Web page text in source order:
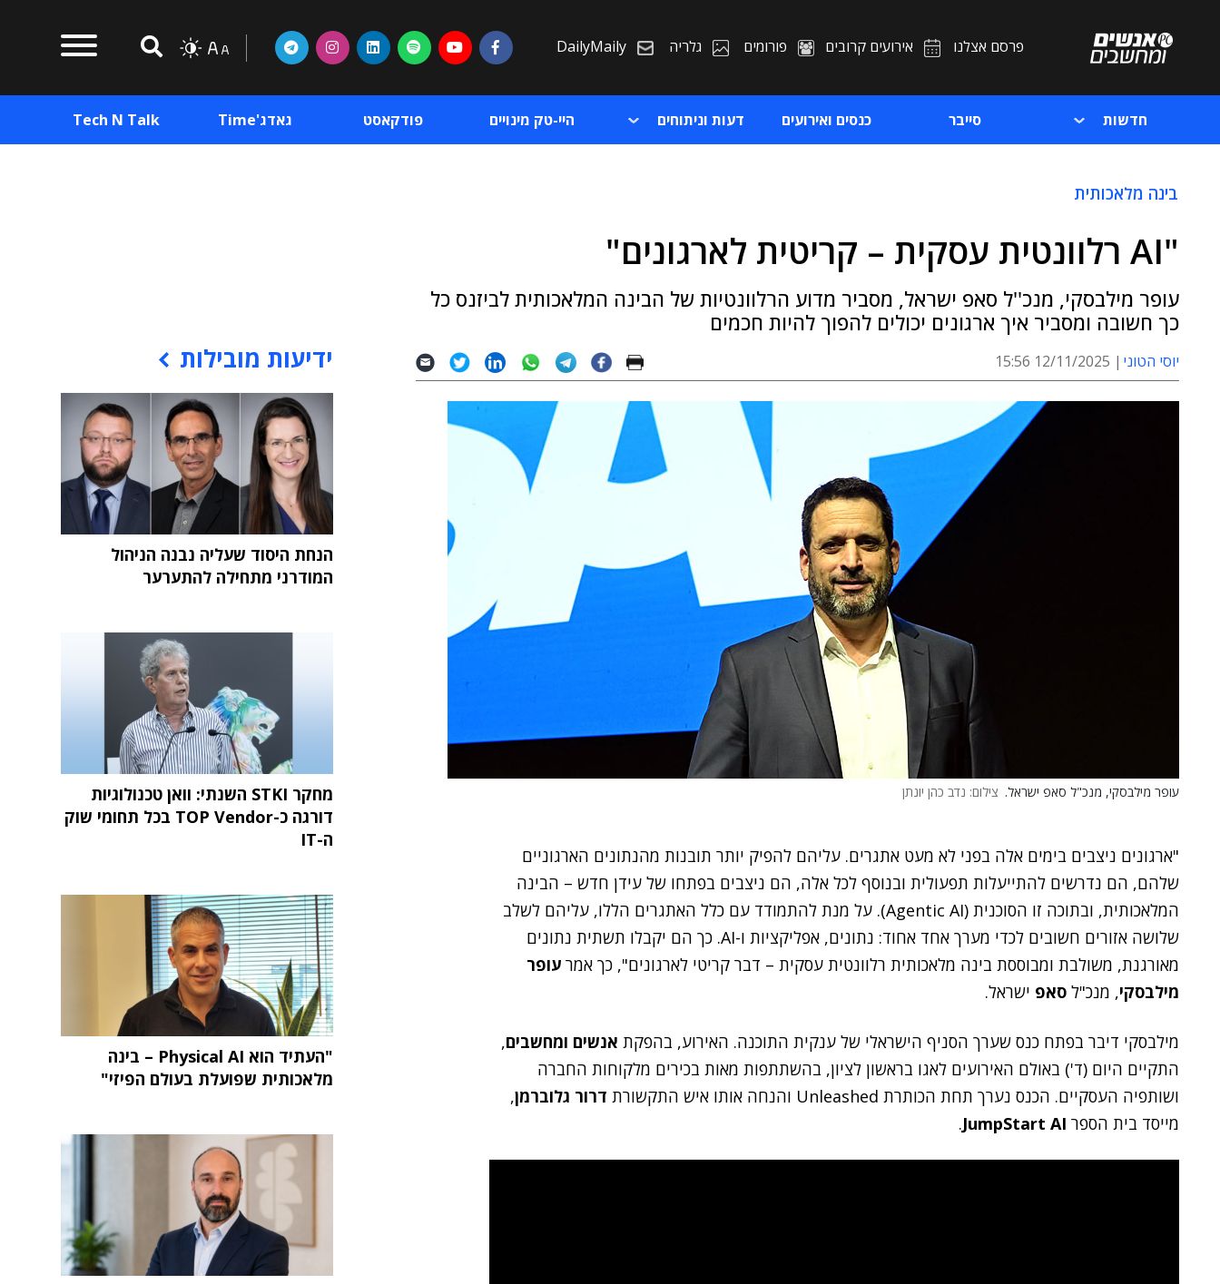
פרסם אצלנו אירועים קרובים פורומים גלריה DailyMaily
חדשות סייבר כנסים ואירועים דעות וניתוחים היי-טק מינויים פודקאסט גאדג'Time Tech N Talk
בינה מלאכותית
"AI רלוונטית עסקית – קריטית לארגונים"
עופר מילבסקי, מנכ''ל סאפ ישראל, מסביר מדוע הרלוונטיות של הבינה המלאכותית לביזנס כל
כך חשובה ומסביר איך ארגונים יכולים להפוך להיות חכמים
יוסי הטוני 12/11/2025 15:56
עופר מילבסקי, מנכ"ל סאפ ישראל. צילום: נדב כהן יונתן
"ארגונים ניצבים בימים אלה בפני לא מעט אתגרים. עליהם להפיק יותר תובנות מהנתונים הארגוניים
שלהם, הם נדרשים להתייעלות תפעולית ובנוסף לכל אלה, הם ניצבים בפתחו של עידן חדש – הבינה
המלאכותית, ובתוכה זו הסוכנית (Agentic AI). על מנת להתמודד עם כלל האתגרים הללו, עליהם לשלב
שלושה אזורים חשובים לכדי מערך אחד אחוד: נתונים, אפליקציות ו-AI. כך הם יקבלו תשתית נתונים
מאורגנת, משולבת ומבוססת בינה מלאכותית רלוונטית עסקית – דבר קריטי לארגונים", כך אמר עופר
מילבסקי, מנכ"ל סאפ ישראל.
מילבסקי דיבר בפתח כנס שערך הסניף הישראלי של ענקית התוכנה. האירוע, בהפקת אנשים ומחשבים,
התקיים היום (ד') באולם האירועים לאגו בראשון לציון, בהשתתפות מאות בכירים מלקוחות החברה
ושותפיה העסקיים. הכנס נערך תחת הכותרת Unleashed והנחה אותו איש התקשורת
דרור גלוברמן,
מייסד בית הספר JumpStart AI
.
ידיעות מובילות
הנחת היסוד שעליה נבנה הניהול
המודרני מתחילה להתערער
מחקר STKI השנתי: וואן טכנולוגיות
דורגה כ-TOP Vendor בכל תחומי שוק
ה-IT
"העתיד הוא Physical AI – בינה
מלאכותית שפועלת בעולם הפיזי"